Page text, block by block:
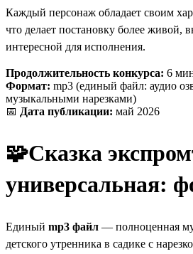
Каждый персонаж обладает своим
что делает постановку более живой,
интересной для исполнения.
Продолжительность конкурса: 6
Формат: mp3 (единый файл: аудио
музыкальными нарезками)
📅 Дата публикации: май 2026
🧩Сказка
универсальная:
Единый mp3 файл — полноценная
детского утренника в садике с